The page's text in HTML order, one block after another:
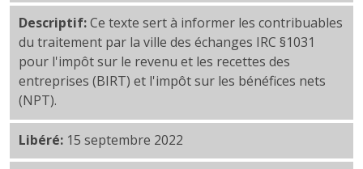
Descriptif:Ce texte sert à informer les contribuables
du traitement par la ville des échanges IRC §1031
pour l'impôt sur le revenu et les recettes des
entreprises (BIRT) et l'impôt sur les bénéfices nets
(NPT).
Libéré: 15 septembre 2022